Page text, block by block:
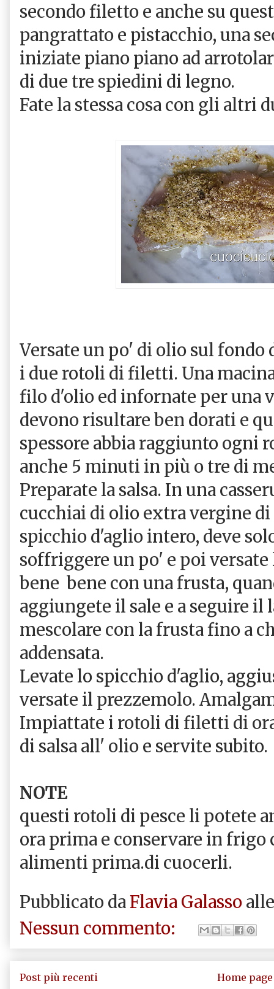
secondo filetto e anche su
pangrattato e pistacchio, una
iniziate piano piano ad
di due tre spiedini di legno.
Fate la stessa cosa con gli altri
Versate un po' di olio sul fondo
i due rotoli di filetti. Una
filo d'olio ed infornate per una
devono risultare ben dorati e
spessore abbia raggiunto ogni
anche 5 minuti in più o tre di
Preparate la salsa. In una
cucchiai di olio extra vergine
spicchio d'aglio intero, deve
soffriggere un po' e poi versate
bene bene con una frusta,
aggiungete il sale e a seguire il
mescolare con la frusta fino a
addensata.
Levate lo spicchio d'aglio,
versate il prezzemolo.
Impiattate i rotoli di filetti di
di salsa all' olio e servite subito.
NOTE
questi rotoli di pesce li potete
ora prima e conservare in frigo
alimenti prima.di cuocerli.
Pubblicato da Flavia Galasso
Nessun commento:
Post più recenti Home page